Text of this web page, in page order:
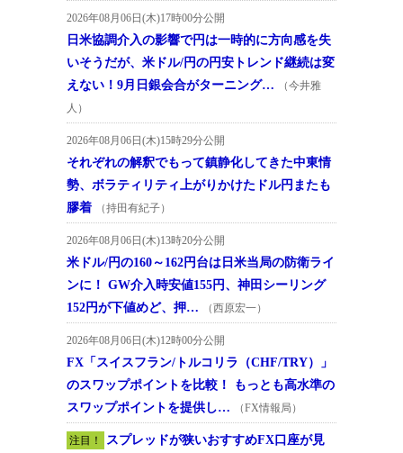
2026年08月06日(木)17時00分公開
日米協調介入の影響で円は一時的に方向感を失
いそうだが、米ドル/円の円安トレンド継続は変
えない！9月日銀会合がターニング…
（今井雅
人）
2026年08月06日(木)15時29分公開
それぞれの解釈でもって鎮静化してきた中東情
勢、ボラティリティ上がりかけたドル円またも
膠着
（持田有紀子）
2026年08月06日(木)13時20分公開
米ドル/円の160～162円台は日米当局の防衛ライ
ンに！ GW介入時安値155円、神田シーリング
152円が下値めど、押…
（西原宏一）
2026年08月06日(木)12時00分公開
FX「スイスフラン/トルコリラ（CHF/TRY）」
のスワップポイントを比較！ もっとも高水準の
スワップポイントを提供し…
（FX情報局）
注目！
スプレッドが狭いおすすめFX口座が見